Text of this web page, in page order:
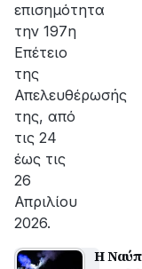
επισημότητα
την 197η
Επέτειο
της
Απελευθέρωσής
της, από
τις 24
έως τις
26
Απριλίου
2026.
Η